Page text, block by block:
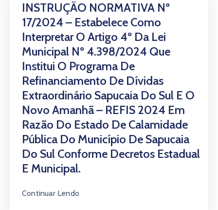
INSTRUÇÃO NORMATIVA Nº
17/2024 – Estabelece Como
Interpretar O Artigo 4º Da Lei
Municipal Nº 4.398/2024 Que
Institui O Programa De
Refinanciamento De Dívidas
Extraordinário Sapucaia Do Sul E O
Novo Amanhã – REFIS 2024 Em
Razão Do Estado De Calamidade
Pública Do Município De Sapucaia
Do Sul Conforme Decretos Estadual
E Municipal.
Continuar Lendo